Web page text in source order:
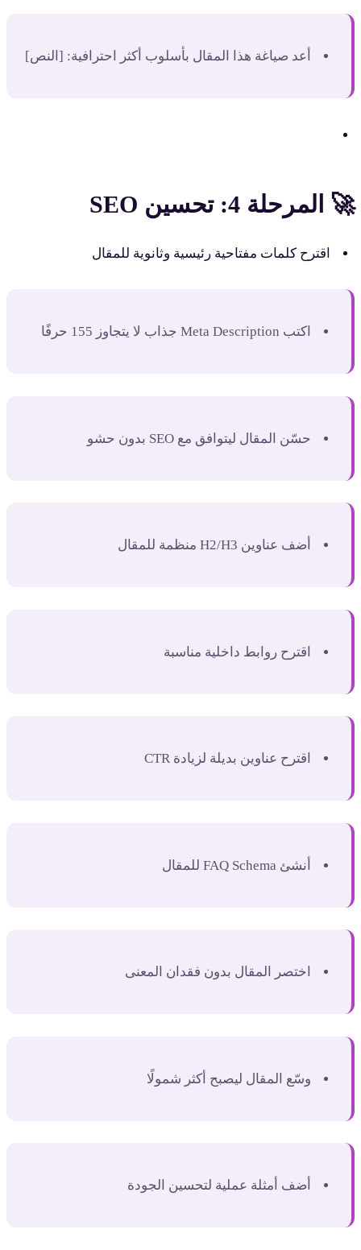
أعد صياغة هذا المقال بأسلوب أكثر احترافية: [النص]
🚀 المرحلة 4: تحسين SEO
اقترح كلمات مفتاحية رئيسية وثانوية للمقال
اكتب Meta Description جذاب لا يتجاوز 155 حرفًا
حسّن المقال ليتوافق مع SEO بدون حشو
أضف عناوين H2/H3 منظمة للمقال
اقترح روابط داخلية مناسبة
اقترح عناوين بديلة لزيادة CTR
أنشئ FAQ Schema للمقال
اختصر المقال بدون فقدان المعنى
وسّع المقال ليصبح أكثر شمولًا
أضف أمثلة عملية لتحسين الجودة